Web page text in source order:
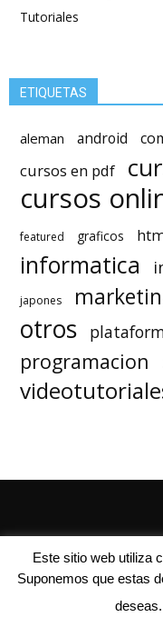
Tutoriales
ETIQUETAS
aleman android
cursos en pdf
cursos
featured graficos
informatica
japones
otros
programacion
Quienes Somos
©
Este sitio web utiliza
Suponemos que estas
deseas.